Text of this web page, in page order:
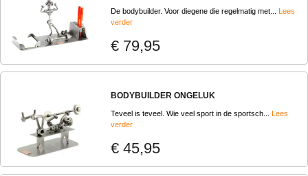
De bodybuilder. Voor diegene die regelmatig met...
Lees
verder
€ 79,95
BODYBUILDER ONGELUK
Teveel is teveel. Wie veel sport in de sportsch... Lees
verder
€ 45,95